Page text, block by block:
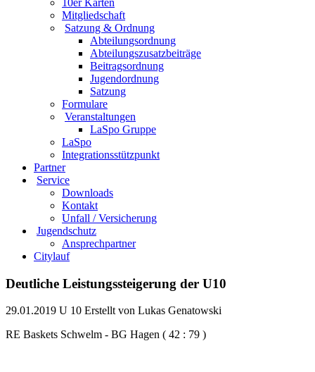
10er Karten
Mitgliedschaft
Satzung & Ordnung
Abteilungsordnung
Abteilungszusatzbeiträge
Beitragsordnung
Jugendordnung
Satzung
Formulare
Veranstaltungen
LaSpo Gruppe
LaSpo
Integrationsstützpunkt
Partner
Service
Downloads
Kontakt
Unfall / Versicherung
Jugendschutz
Ansprechpartner
Citylauf
Deutliche Leistungssteigerung der U10
29.01.2019 U 10 Erstellt von Lukas Genatowski
RE Baskets Schwelm - BG Hagen ( 42 : 79 )